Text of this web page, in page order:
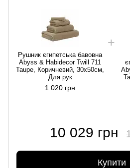
Рушник єгипетська бавовна
Abyss & Habidecor Twill 711
Taupe, Коричневий, 30х50см,
Для рук
1 020 грн
10 029 грн
Купити